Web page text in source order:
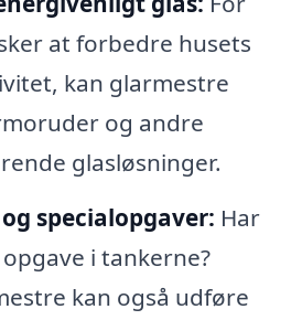
at forbedre husets
kan glarmestre
og andre
glasløsninger.
specialopgaver: Har
i tankerne?
kan også udføre